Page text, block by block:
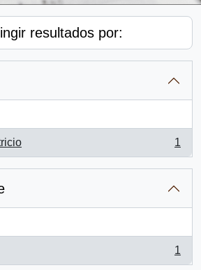
resultados por:
1
1